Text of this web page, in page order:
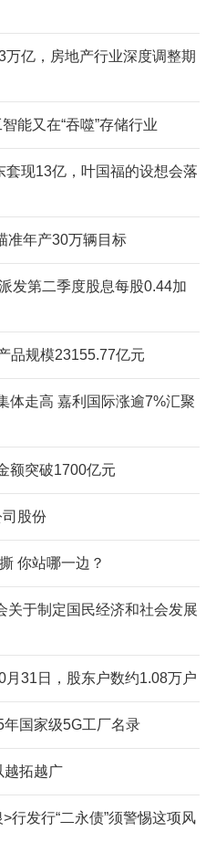
亿，房地产行业深度调整期
能又在“吞噬”存储行业
套现13亿，叶国福的设想会落
准年产30万辆目标
发第二季度股息每股0.44加
品规模23155.77亿元
走高 嘉利国际涨逾7%汇聚
额突破1700亿元
股份
你站哪一边？
关于制定国民经济和社会发展
31日，股东户数约1.08万户
年国家级5G工厂名录
越拓越广
行发行“二永债”须警惕这项风